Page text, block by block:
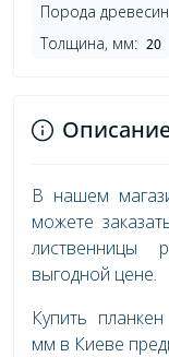
Порода
Толщина, мм: 20
В нашем
можете
выгодной цене.
Купить
мм в Киеве